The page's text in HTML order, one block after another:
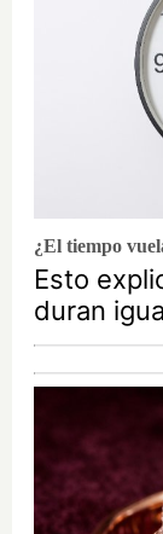
¿El tiempo
Esto
duran